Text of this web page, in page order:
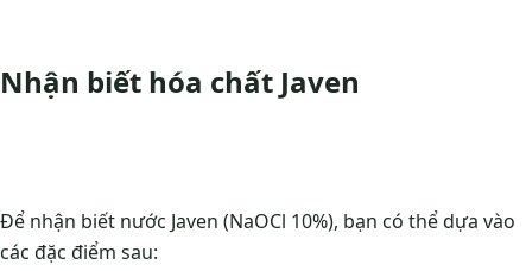
Nhận biết hóa chất Javen
Để nhận biết nước Javen (NaOCl 10%), bạn có thể dựa vào
các đặc điểm sau: